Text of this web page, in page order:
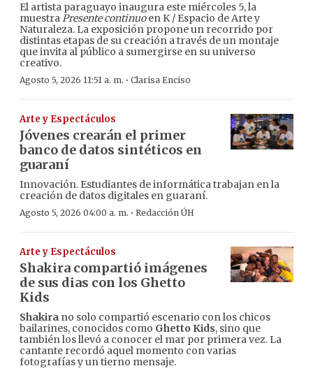
El artista paraguayo inaugura este miércoles 5, la
muestraPresente continuoen K / Espacio de Arte y
Naturaleza. La exposición propone un recorrido por
distintas etapas de su creación a través de un montaje
que invita al público a sumergirse en su universo
creativo.
Agosto 5, 2026 11:51 a. m. · Clarisa Enciso
Arte y Espectáculos
Jóvenes crearán el primer
banco de datos sintéticos en
guaraní
Innovación. Estudiantes de informática trabajan en la
creación de datos digitales en guaraní.
Agosto 5, 2026 04:00 a. m. · Redacción ÚH
Arte y Espectáculos
Shakira compartió imágenes
de sus dias con los Ghetto
Kids
Shakira no solo compartió escenario con los chicos
bailarines, conocidos como Ghetto Kids, sino que
también los llevó a conocer el mar por primera vez. La
cantante recordó aquel momento con varias
fotografías y un tierno mensaje.